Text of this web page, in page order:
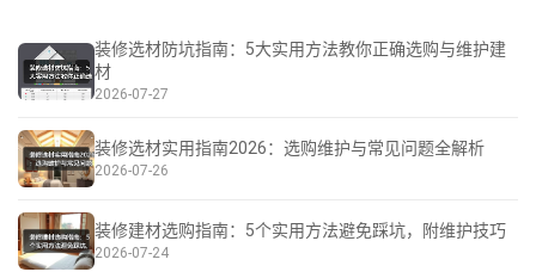
装修选材防坑指南：5大实用方法教你正确选购与维护建
材
2026-07-27
装修选材实用指南2026：选购维护与常见问题全解析
2026-07-26
装修建材选购指南：5个实用方法避免踩坑，附维护技巧
2026-07-24